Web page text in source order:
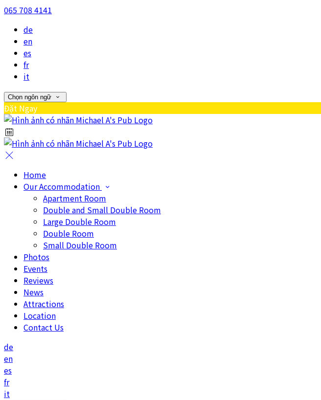
065 708 4141
de
en
es
fr
it
Chọn ngôn ngữ
Đặt Ngay
Home
Our Accommodation
Apartment Room
Double and Small Double Room
Large Double Room
Double Room
Small Double Room
Photos
Events
Reviews
News
Attractions
Location
Contact Us
de
en
es
fr
it